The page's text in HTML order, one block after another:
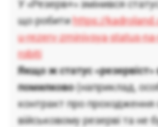
У «Резерв+» змінився
що робитиhttps://
u-rezerv-zminivsya-status-
robiti
Якщо ж статус
помилково(наприклад,
контракт про проходження
військовому резерві та не